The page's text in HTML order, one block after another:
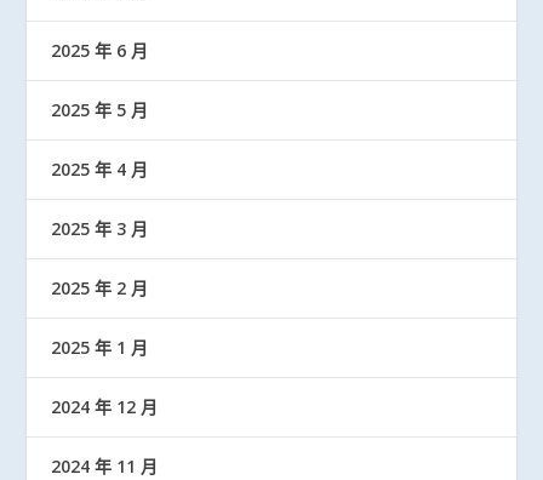
2025 年 6 月
2025 年 5 月
2025 年 4 月
2025 年 3 月
2025 年 2 月
2025 年 1 月
2024 年 12 月
2024 年 11 月